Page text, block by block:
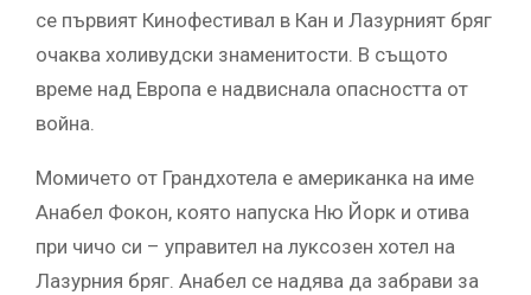
се първият Кинофестивал в Кан и Лазурният бряг
очаква холивудски знаменитости. В същото
време над Европа е надвиснала опасността от
война.
Момичето от Грандхотела е американка на име
Анабел Фокон, която напуска Ню Йорк и отива
при чичо си – управител на луксозен хотел на
Лазурния бряг. Анабел се надява да забрави за